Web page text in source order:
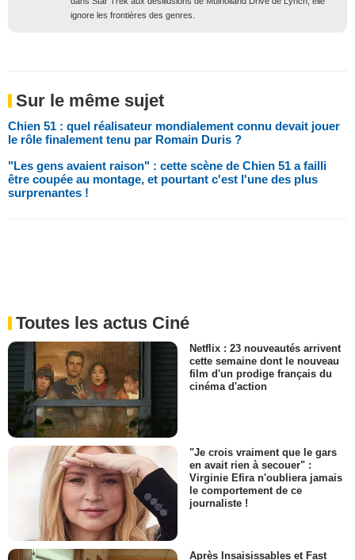
ignore les frontières des genres.
Sur le même sujet
Chien 51 : quel réalisateur mondialement connu devait jouer
le rôle finalement tenu par Romain Duris ?
"Les gens avaient raison" : cette scène de Chien 51 a failli
être coupée au montage, et pourtant c'est l'une des plus
surprenantes !
Toutes les actus Ciné
Netflix : 23 nouveautés arrivent
cette semaine dont le nouveau
film d'un prodige français du
cinéma d'action
"Je crois vraiment que le gars
en avait rien à secouer" :
Virginie Efira n'oubliera jamais
le comportement de ce
journaliste !
Après Insaisissables et Fast